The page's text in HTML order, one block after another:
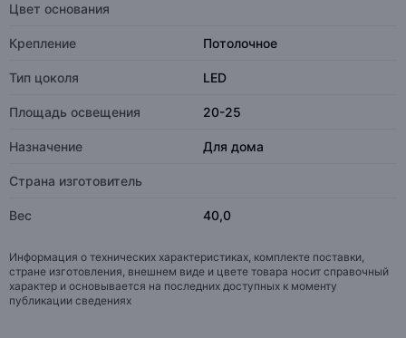
Цвет основания
Крепление Потолочное
Тип цоколя LED
Площадь освещения 20-25
Назначение Для дома
Страна изготовитель
Вес 40,0
Информация о технических характеристиках, комплекте поставки,
стране изготовления, внешнем виде и цвете товара носит справочный
характер и основывается на последних доступных к моменту
публикации сведениях